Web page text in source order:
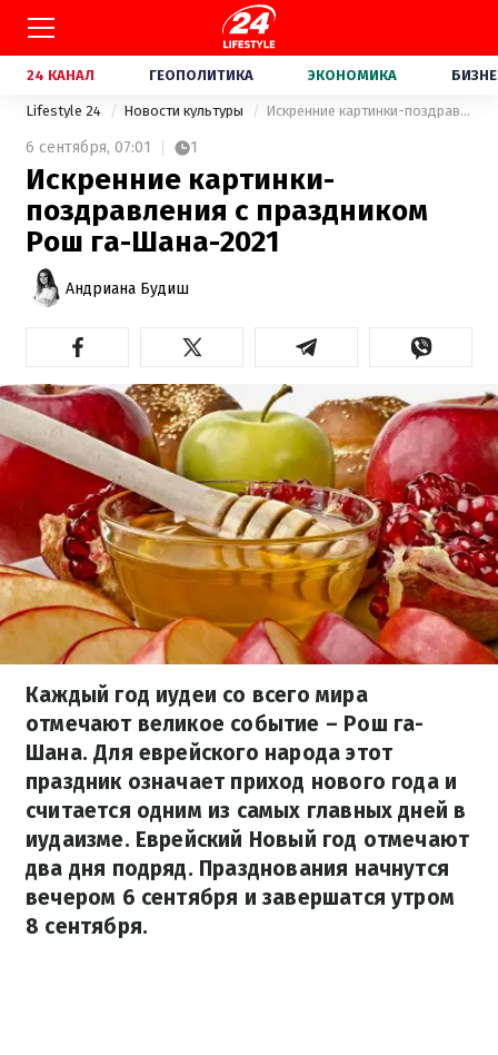
24 КАНАЛ ГЕОПОЛИТИКА ЭКОНОМИКА
Lifestyle 24 Новости культуры Искренние картинки-поздравления с праздником Рош га-Шана-2021
6 сентября, 07:01 1
Искренние картинки-
поздравления с праздником
Рош га-Шана-2021
Андриана Будиш
Каждый год иудеи со всего мира
отмечают великое событие – Рош га-
Шана. Для еврейского народа этот
праздник означает приход нового года и
считается одним из самых главных дней в
иудаизме. Еврейский Новый год отмечают
два дня подряд. Празднования начнутся
вечером 6 сентября и завершатся утром
8 сентября.